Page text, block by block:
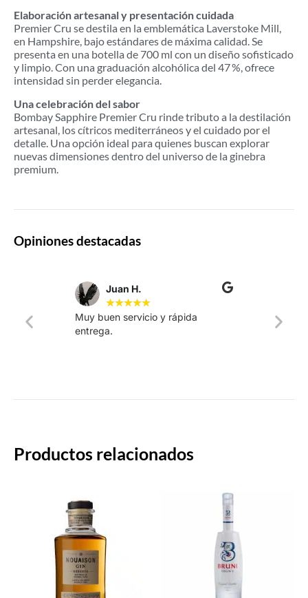
Elaboración artesanal y presentación cuidada
Premier Cru se destila en la emblemática Laverstoke Mill,
en Hampshire, bajo estándares de máxima calidad. Se
presenta en una botella de 700 ml con un diseño sofisticado
y limpio. Con una graduación alcohólica del 47 %, ofrece
intensidad sin perder elegancia.
Una celebración del sabor
Bombay Sapphire Premier Cru rinde tributo a la destilación
artesanal, los cítricos mediterráneos y el cuidado por el
detalle. Una opción ideal para quienes buscan explorar
nuevas dimensiones dentro del universo de la ginebra
premium.
Opiniones destacadas
Juan H.
★★★★★
Muy buen servicio y rápida
entrega.
La
Productos relacionados